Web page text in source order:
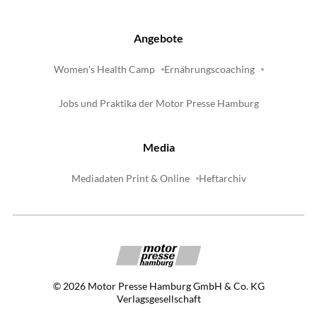
Angebote
Women's Health Camp Ernährungscoaching
Jobs und Praktika der Motor Presse Hamburg
Media
Mediadaten Print & Online Heftarchiv
© 2026 Motor Presse Hamburg GmbH & Co. KG
Verlagsgesellschaft